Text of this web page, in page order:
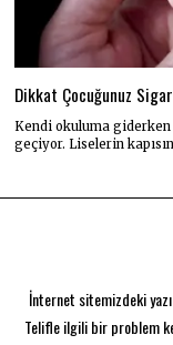
Dikkat Çocuğunuz
Kendi okuluma
geçiyor. Liselerin
İnternet sitemizdeki
Telifle ilgili bir problem